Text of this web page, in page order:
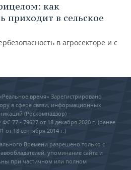
как
приходит в сельское
в агросекторе и с
время» Зарегистрировано
в сфере связи, информационных
(Роскомнадзор) –
77 - 79627 от 18 декабря 2020 г. (ранее
от 18 сентября 2014 г.)
Времени разрешено только с
упоминание сайта и
при частичном или полном